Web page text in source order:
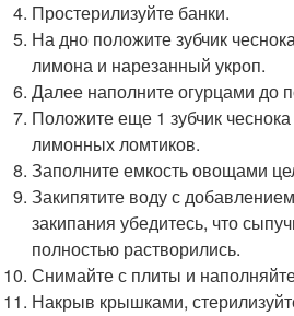
Простерилизуйте банки.
На дно положите зубчик
лимона и нарезанный укроп.
Далее наполните огурцами до
Положите еще 1 зубчик
лимонных ломтиков.
Заполните емкость овощами
Закипятите воду с
закипания убедитесь, что
полностью растворились.
Снимайте с плиты и
Накрыв крышками,